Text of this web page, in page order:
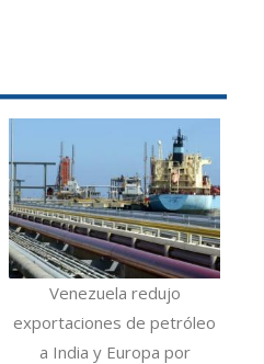
Venezuela redujo
exportaciones de petróleo
a India y Europa por